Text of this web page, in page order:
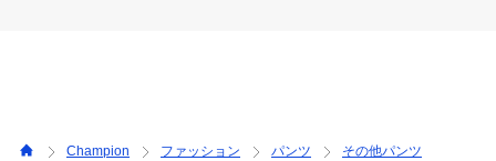
Champion ファッション パンツ
その他パンツ